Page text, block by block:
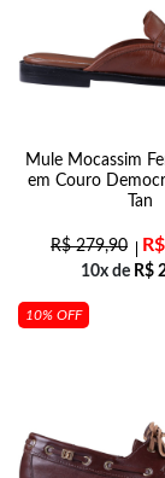
Mule Mocassim
em Couro
Tan
R$279,90 R$
10x de R$
10% OFF